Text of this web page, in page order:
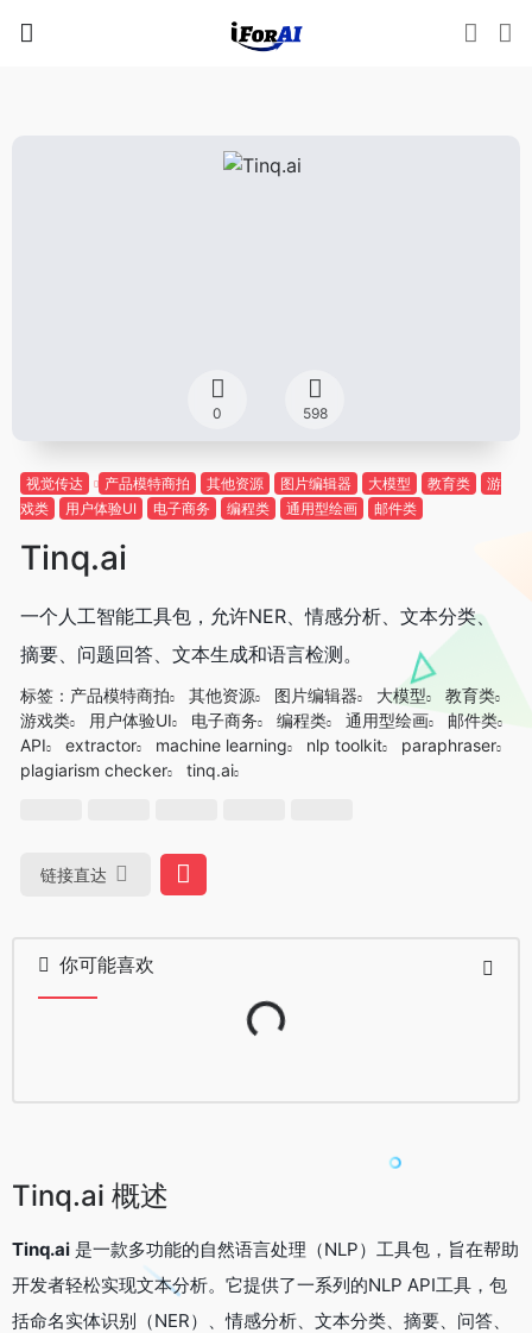
0 598
视觉传达 产品模特商拍 其他资源 图片编辑器 大模型 教育类
游
戏类
用户体验UI 电子商务 编程类 通用型绘画 邮件类
Tinq.ai
一个人工智能工具包，允许NER、情感分析、文本分类、
摘要、问题回答、文本生成和语言检测。
标签： 产品模特商拍 其他资源 图片编辑器 大模型
教育类
游戏类
用户体验UI 电子商务 编程类 通用型绘画
邮件类
API
extractor machine learning nlp toolkit
paraphraser
plagiarism checker
tinq.ai
链接直达
你可能喜欢 Loading...
Tinq.ai 概述
Tinq.ai 是一款多功能的自然语言处理（NLP）工具包，旨在帮助
开发者轻松实现文本分析。它提供了一系列的NLP API工具，包
括命名实体识别（NER）、情感分析、文本分类、摘要、问答、